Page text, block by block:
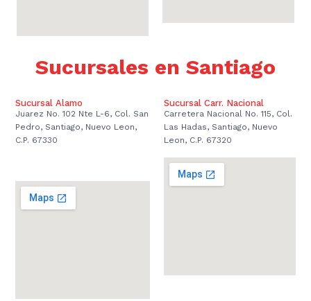
Sucursales en Santiago
Sucursal Alamo
Juarez No. 102 Nte L-6, Col. San
Pedro, Santiago, Nuevo Leon,
C.P. 67330
Sucursal Carr. Nacional
Carretera Nacional No. 115, Col.
Las Hadas, Santiago, Nuevo
Leon, C.P. 67320